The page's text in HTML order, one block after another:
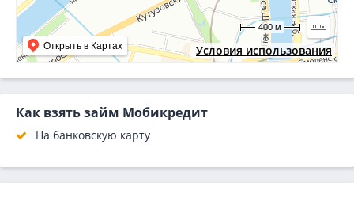
Условия использования
Открыть в Картах
400 м
Как взять займ Мобикредит
На банковскую карту